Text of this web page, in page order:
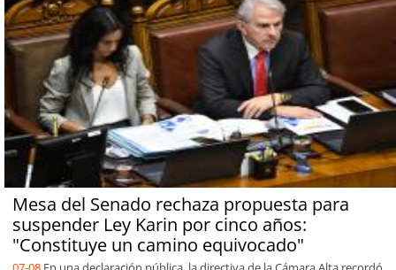
Mesa del Senado rechaza propuesta para
suspender Ley Karin por cinco años:
"Constituye un camino equivocado"